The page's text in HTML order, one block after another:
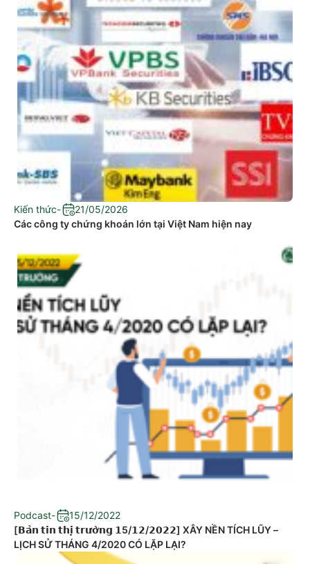
Kiến thức-
21/05/2026
Các công ty chứng khoán lớn tại Việt Nam hiện nay
Podcast-
15/12/2022
[𝗕𝗮̉𝗻 𝘁𝗶𝗻 𝘁𝗵𝗶̣ 𝘁𝗿𝘂̛𝗼̛̀𝗻𝗴 𝟭5/𝟭𝟮/𝟮𝟬𝟮𝟮] XÂY NỀN TÍCH LŨY –
LỊCH SỬ THÁNG 4/2020 CÓ LẶP LẠI?